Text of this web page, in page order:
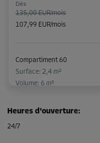
Dès
135,00 EUR/mois
107,99 EUR/mois
Compartiment 60
Surface: 2,4 m²
Volume: 6 m³
-15%
Heures d'ouverture:
24/7